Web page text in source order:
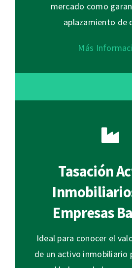
mercado como
aplazamiento de
Más
Tasación
Empresas
Ideal para conocer el
de un activo inmobiliario